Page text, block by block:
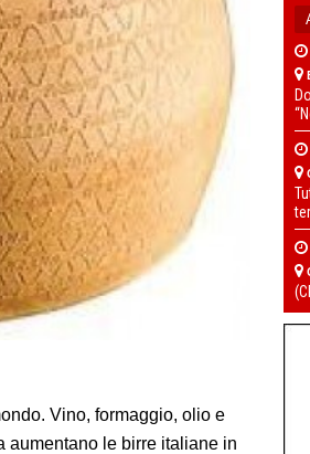
Vino, formaggio, olio e
aumentano le birre italiane in